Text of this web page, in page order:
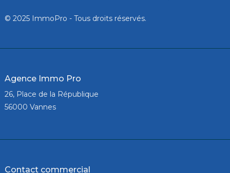
© 2025 ImmoPro - Tous droits réservés.
Agence Immo Pro
26, Place de la République
56000 Vannes
Contact commercial